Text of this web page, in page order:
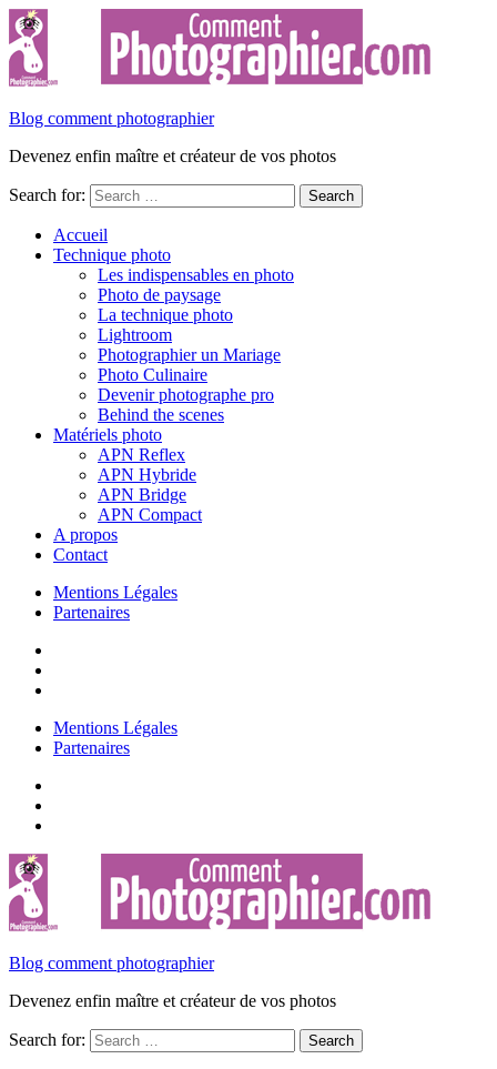
Blog comment photographier
Devenez enfin maître et créateur de vos photos
Search for:
Accueil
Technique photo
Les indispensables en photo
Photo de paysage
La technique photo
Lightroom
Photographier un Mariage
Photo Culinaire
Devenir photographe pro
Behind the scenes
Matériels photo
APN Reflex
APN Hybride
APN Bridge
APN Compact
A propos
Contact
Mentions Légales
Partenaires
Mentions Légales
Partenaires
Blog comment photographier
Devenez enfin maître et créateur de vos photos
Search for: